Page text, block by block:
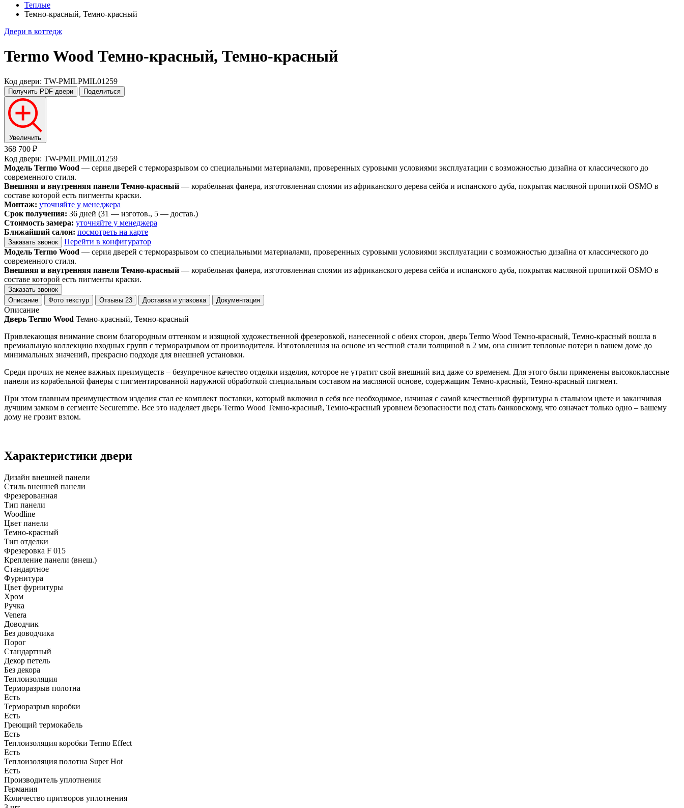
Теплые
Темно-красный, Темно-красный
Двери в коттедж
Termo Wood Темно-красный, Темно-красный
Код двери: TW-PMILPMIL01259
Получить PDF двери Поделиться
Увеличить
368 700 ₽
Код двери: TW-PMILPMIL01259
Модель Termo Wood — серия дверей с терморазрывом со специальными материалами, проверенных суровыми условиями эксплуатации с возможностью дизайна от классического до
современного стиля.
Внешняя и внутренняя панели Темно-красный — корабельная фанера, изготовленная слоями из африканского дерева сейба и испанского дуба, покрытая масляной пропиткой OSMO в
составе которой есть пигменты краски.
Монтаж: уточняйте у менеджера
Срок получения: 36 дней (31 — изготов., 5 — достав.)
Стоимость замера: уточняйте у менеджера
Ближайший салон: посмотреть на карте
Заказать звонок
Перейти в конфигуратор
Модель Termo Wood — серия дверей с терморазрывом со специальными материалами, проверенных суровыми условиями эксплуатации с возможностью дизайна от классического до
современного стиля.
Внешняя и внутренняя панели Темно-красный — корабельная фанера, изготовленная слоями из африканского дерева сейба и испанского дуба, покрытая масляной пропиткой OSMO в
составе которой есть пигменты краски.
Заказать звонок
Описание
Фото текстур Отзывы 23 Доставка и упаковка Документация
Описание
Дверь Termo Wood Темно-красный, Темно-красный
Привлекающая внимание своим благородным оттенком и изящной художественной фрезеровкой, нанесенной с обеих сторон, дверь Termo Wood Темно-красный, Темно-красный вошла в
премиальную коллекцию входных групп с терморазрывом от производителя. Изготовленная на основе из честной стали толщиной в 2 мм, она снизит тепловые потери в вашем доме до
минимальных значений, прекрасно подходя для внешней установки.
Среди прочих не менее важных преимуществ – безупречное качество отделки изделия, которое не утратит свой внешний вид даже со временем. Для этого были применены высококлассные
панели из корабельной фанеры с пигментированной наружной обработкой специальным составом на масляной основе, содержащим Темно-красный, Темно-красный пигмент.
При этом главным преимуществом изделия стал ее комплект поставки, который включил в себя все необходимое, начиная с самой качественной фурнитуры в стальном цвете и заканчивая
лучшим замком в сегменте Securemme. Все это наделяет дверь Termo Wood Темно-красный, Темно-красный уровнем безопасности под стать банковскому, что означает только одно – вашему
дому не грозит взлом.
Характеристики двери
Дизайн внешней панели
Стиль внешней панели
Фрезерованная
Тип панели
Woodline
Цвет панели
Темно-красный
Тип отделки
Фрезеровка F 015
Крепление панели (внеш.)
Стандартное
Фурнитура
Цвет фурнитуры
Хром
Ручка
Venera
Доводчик
Без доводчика
Порог
Стандартный
Декор петель
Без декора
Теплоизоляция
Терморазрыв полотна
Есть
Терморазрыв коробки
Есть
Греющий термокабель
Есть
Теплоизоляция коробки Termo Effect
Есть
Теплоизоляция полотна Super Нot
Есть
Производитель уплотнения
Германия
Количество притворов уплотнения